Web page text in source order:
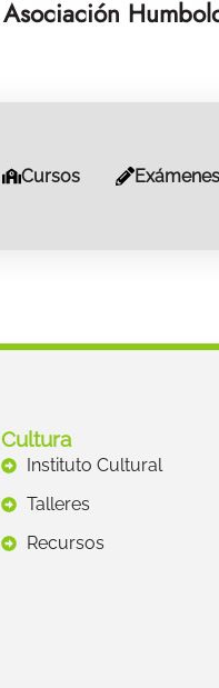
Asociación
Cursos Exámenes
Cultura
Instituto Cultural
Talleres
Recursos